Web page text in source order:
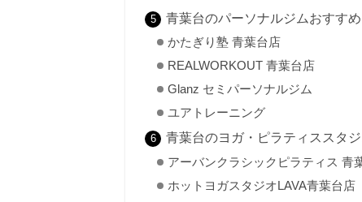
青葉台のパーソナルジムおすす
かたぎり塾 青葉台店
REALWORKOUT 青葉台店
Glanz セミパーソナルジム
ユアトレーニング
青葉台のヨガ・ピラティススタ
アーバンクラシックピラティス 青
ホットヨガスタジオLAVA青葉台店